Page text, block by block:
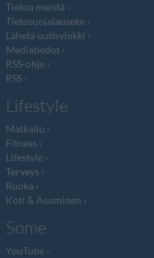
Tietoa meistä
Tietosuojalauseke
Lähetä uutisvinkki
Mediatiedot
RSS-ohje
RSS
Lifestyle
Matkailu
Fitness
Lifestyle
Terveys
Ruoka
Koti & Asuminen
Some
YouTube